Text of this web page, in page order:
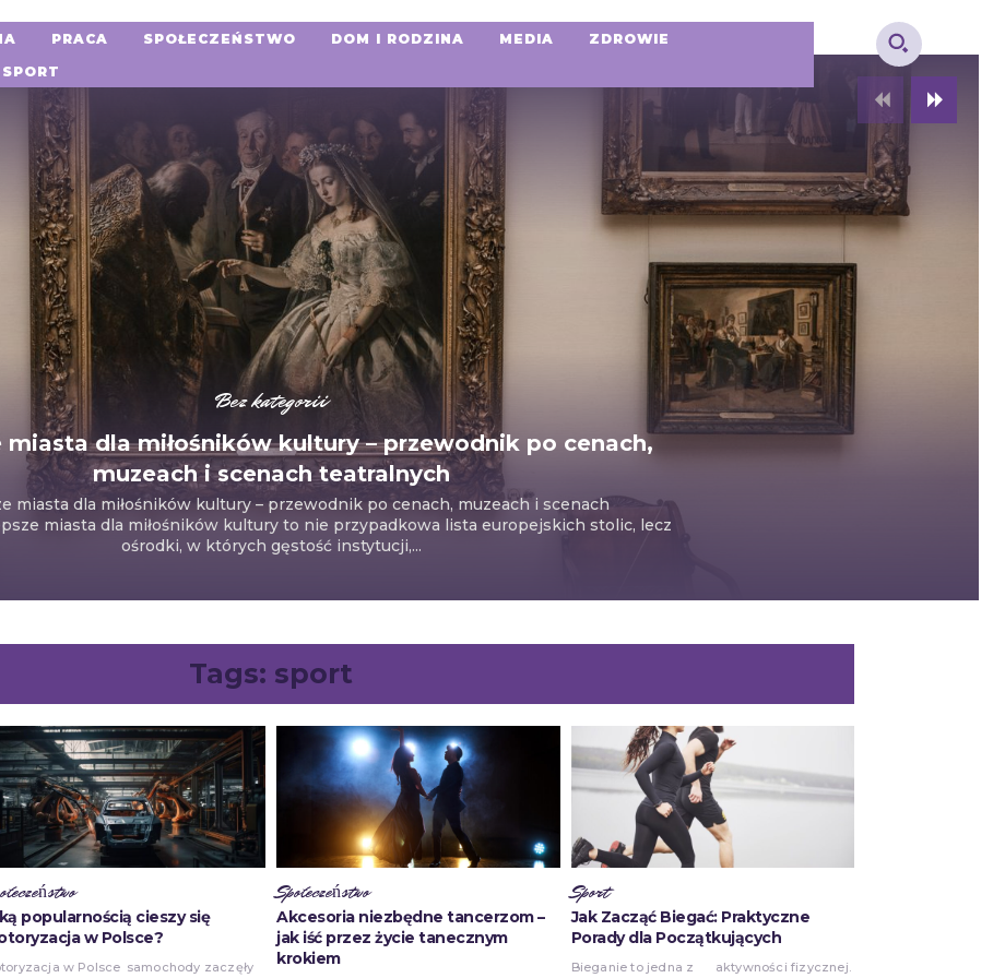
PRACA SPOŁECZEŃSTWO DOM I RODZINA MEDIA
ZDROWIE
SPORT
Bez kategorii
miasta dla miłośników kultury – przewodnik po cenach,
muzeach i scenach teatralnych
miasta dla miłośników kultury – przewodnik po cenach, muzeach i scenach
miasta dla miłośników kultury to nie przypadkowa lista europejskich stolic, lecz
ośrodki, w których gęstość instytucji,...
Tags: sport
popularnością cieszy się
w Polsce?
w Polsce
zaczęły
Społeczeństwo
Akcesoria niezbędne tancerzom –
jak iść przez życie tanecznym
krokiem
Sport
Jak Zacząć Biegać: Praktyczne
Porady dla Początkujących
Bieganie to jedna z
aktywności fizycznej.